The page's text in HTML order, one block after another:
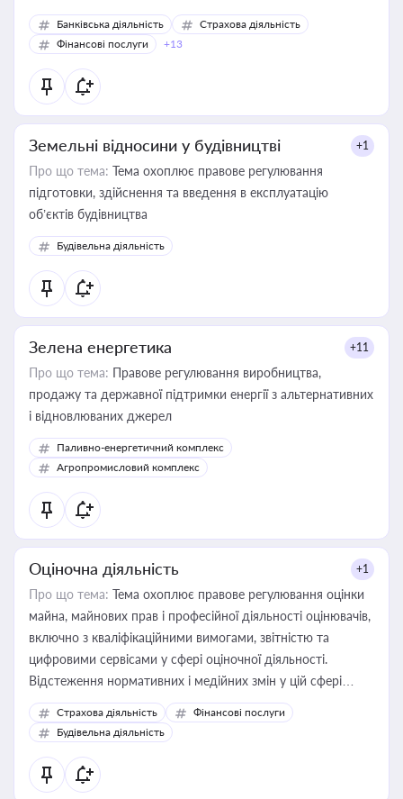
Банківська діяльність
Страхова діяльність
Фінансові послуги
+13
Земельні відносини у будівництві +1
Про що тема: Тема охоплює правове регулювання
підготовки, здійснення та введення в експлуатацію
об’єктів будівництва
Будівельна діяльність
Зелена енергетика +11
Про що тема: Правове регулювання виробництва,
продажу та державної підтримки енергії з альтернативних
і відновлюваних джерел
Паливно-енергетичний комплекс
Агропромисловий комплекс
Оціночна діяльність +1
Про що тема: Тема охоплює правове регулювання оцінки
майна, майнових прав і професійної діяльності оцінювачів,
включно з кваліфікаційними вимогами, звітністю та
цифровими сервісами у сфері оціночної діяльності.
Відстеження нормативних і медійних змін у цій сфері
корисне для власника бізнесу, керівника, юриста або
бухгалтера під час оподаткування, приватизації, оренди
державного майна, корпоративних угод і перевірки
статусу суб'єктів оціночної діяльності
Страхова діяльність
Фінансові послуги
Будівельна діяльність